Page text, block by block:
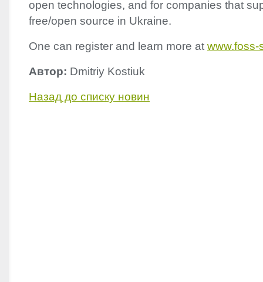
open technologies, and for companies that
free/open source in Ukraine.
One can register and learn more at www.foss-
Автор: Dmitriy Kostiuk
Назад до списку новин